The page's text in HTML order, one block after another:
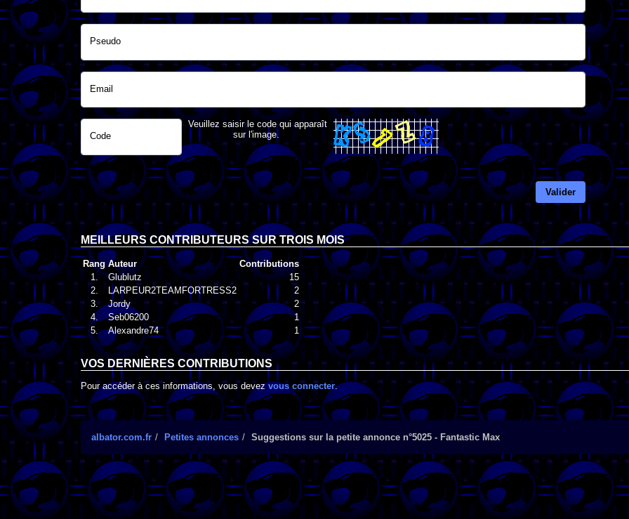
Pseudo
Email
Code
Veuillez saisir le code qui apparaît
sur l'image.
Valider
MEILLEURS CONTRIBUTEURS SUR TROIS MOIS
Rang Auteur
Contributions
1.
Glublutz
15
2.
LARPEUR2TEAMFORTRESS2
2
3.
Jordy
2
4.
Seb06200
1
5.
Alexandre74 1
VOS DERNIÈRES CONTRIBUTIONS
Pour accéder à ces informations, vous devezvous connecter.
albator.com.fr Petites annonces Suggestions sur la petite annonce n°5025 - Fantastic Max